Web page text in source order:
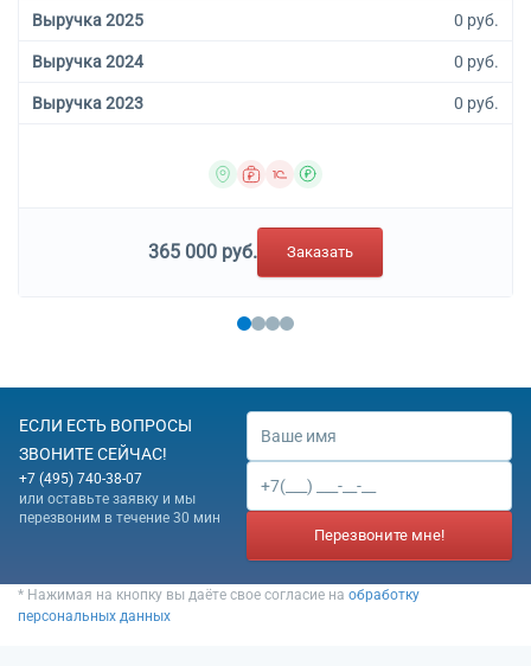
Выручка 2025 0 руб.
Выручка 2024 0 руб.
Выручка 2023 0 руб.
365 000 руб. Заказать
ЕСЛИ ЕСТЬ ВОПРОСЫ
ЗВОНИТЕ СЕЙЧАС!
+7 (495) 740-38-07
или оставьте заявку и мы
перезвоним в течение 30 мин
Перезвоните мне!
* Нажимая на кнопку вы даёте свое согласие на обработку
персональных данных